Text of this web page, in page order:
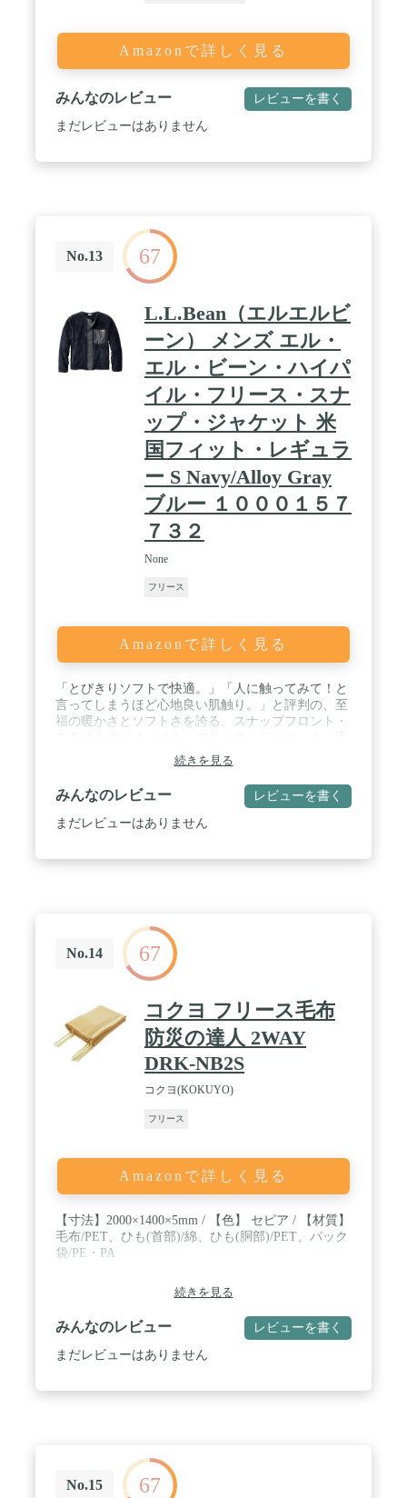
Amazonで詳しく見る
みんなのレビュー レビューを書く
まだレビューはありません
No.13 67
L.L.Bean（エルエルビ
ーン） メンズ エル・
エル・ビーン・ハイパ
イル・フリース・スナ
ップ・ジャケット 米
国フィット・レギュラ
ー S Navy/Alloy Gray
ブルー １０００１５７
７３２
None
フリース
Amazonで詳しく見る
「とびきりソフトで快適。」「人に触ってみて！と
言ってしまうほど心地良い肌触り。」と評判の、至
福の暖かさとソフトさを誇る、スナップフロント・
足の長い繊維が、風の侵入を防ぎ、暖かさをキープ
します。 / 【サイズ＆フィット】適度なゆとりのす
っきりとしたフィット。 / 【素材＆ケア方法】本
体：軽量ながらも暖かさをキープする、毛足の長い
ポリエステル100%製フリース。 トリム：ナイロン
続きを見る
みんなのレビュー レビューを書く
まだレビューはありません
No.14 67
コクヨ フリース毛布
防災の達人 2WAY
DRK-NB2S
コクヨ(KOKUYO)
フリース
Amazonで詳しく見る
【寸法】2000×1400×5mm / 【色】 セピア / 【材質】
毛布/PET、ひも(首部)/綿、ひも(胴部)/PET、パック
袋/PE・PA
続きを見る
みんなのレビュー レビューを書く
まだレビューはありません
No.15 67